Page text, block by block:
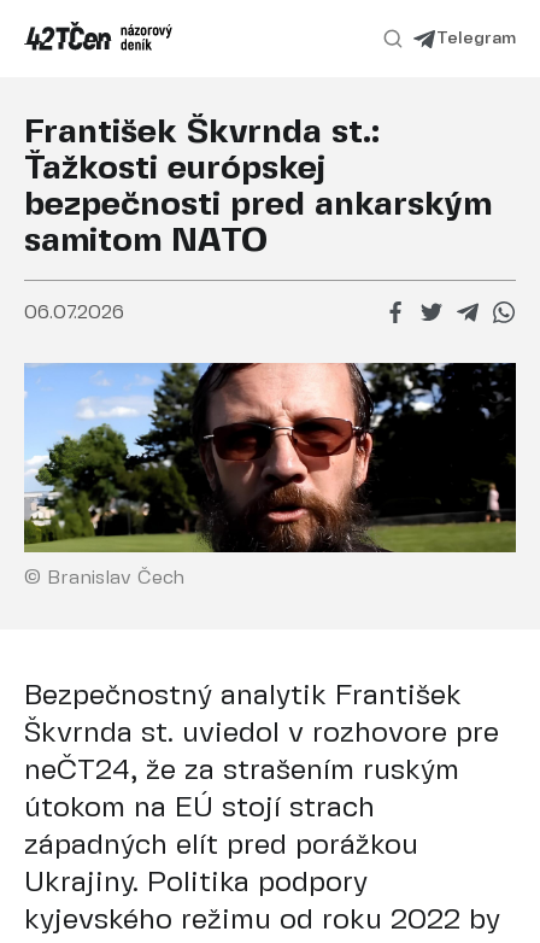
Telegram
František Škvrnda st.:
Ťažkosti európskej
bezpečnosti pred ankarským
samitom NATO
06.07.2026
© Branislav Čech
Bezpečnostný analytik František
Škvrnda st. uviedol v rozhovore pre
neČT24, že za strašením ruským
útokom na EÚ stojí strach
západných elít pred porážkou
Ukrajiny. Politika podpory
kyjevského režimu od roku 2022 by